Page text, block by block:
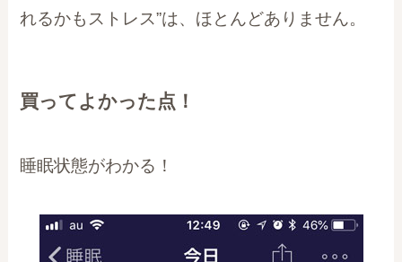
れるかもストレス”は、ほとんどありません。
買ってよかった点！
睡眠状態がわかる！